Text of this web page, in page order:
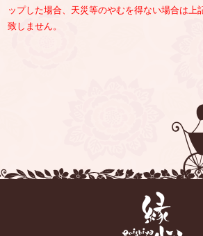
ップした場合、天災等のやむを得ない場合は上
致しません。